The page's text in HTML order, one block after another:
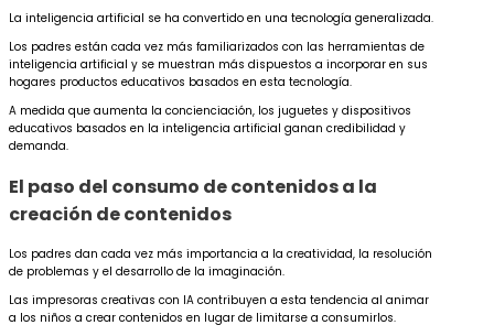
La inteligencia artificial se ha convertido en una tecnología generalizada.
Los padres están cada vez más familiarizados con las herramientas de
inteligencia artificial y se muestran más dispuestos a incorporar en sus
hogares productos educativos basados en esta tecnología.
A medida que aumenta la concienciación, los juguetes y dispositivos
educativos basados en la inteligencia artificial ganan credibilidad y
demanda.
El paso del consumo de contenidos a la
creación de contenidos
Los padres dan cada vez más importancia a la creatividad, la resolución
de problemas y el desarrollo de la imaginación.
Las impresoras creativas con IA contribuyen a esta tendencia al animar
a los niños a crear contenidos en lugar de limitarse a consumirlos.